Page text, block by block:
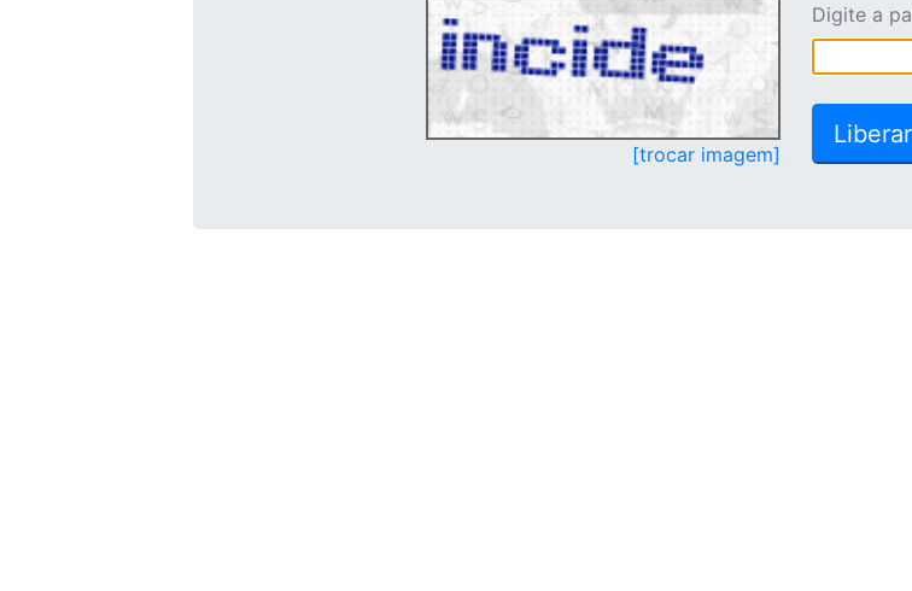
[trocar imagem]
Digite a